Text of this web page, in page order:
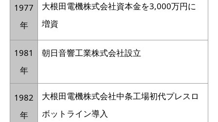
1977
年
大根田電機株式会社資本金を3,000万円に
増資
1981
年
朝日音響工業株式会社設立
1982
年
大根田電機株式会社中条工場初代プレスロ
ボットライン導入